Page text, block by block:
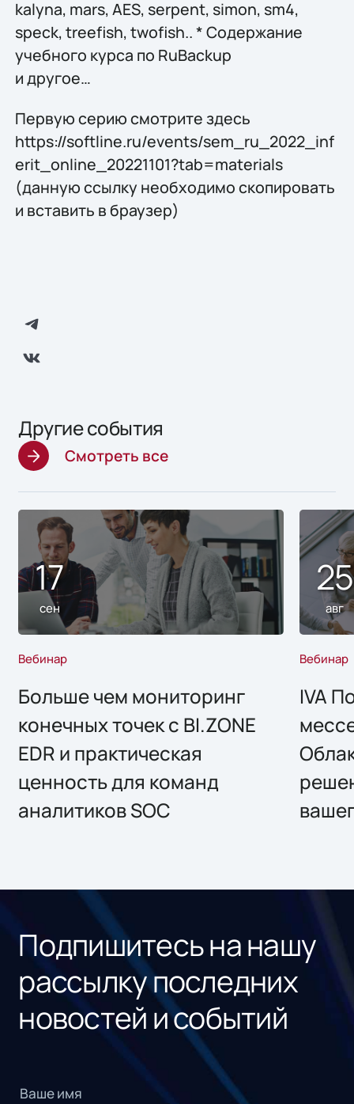
kalyna, mars, AES, serpent, simon, sm4,
speck, treefish, twofish.. * Содержание
учебного курса по RuBackup
и другое…
Первую серию смотрите здесь
https://softline.ru/events/sem_ru_2022_inf
erit_online_20221101?tab=materials
(данную ссылку необходимо скопировать
и вставить в браузер)
Другие события
Смотреть все
17
сен
Вебинар
Больше чем мониторинг
конечных точек с BI.ZONE
EDR и практическая
ценность для команд
аналитиков SOC
25
авг
Вебинар
IVA
Подпишитесь на нашу
рассылку последних
новостей и событий